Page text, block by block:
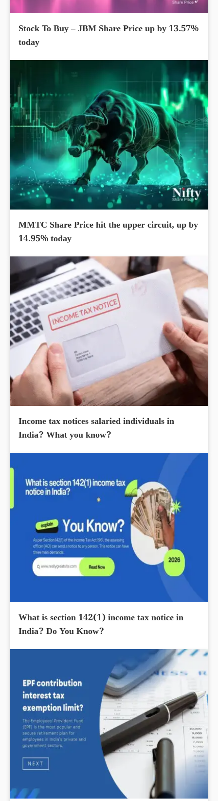
Stock To Buy – JBM Share Price up by 13.57%
today
MMTC Share Price hit the upper circuit, up by
14.95% today
Income tax notices salaried individuals in
India? What you know?
What is section 142(1) income tax notice in
India? Do You Know?